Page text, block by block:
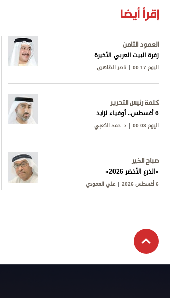
إقرأ أيضا
العمود الثامن
زفرة البيت العربي الأخيرة
اليوم 00:17 ناصر الظاهري
كلمة رئيس التحرير
6 أغسطس.. أوفياء لزايد
اليوم 00:03 د. حمد الكعبي
صباح الخير
«الدرع الأخضر 2026»
6 أغسطس 2026 علي العمودي